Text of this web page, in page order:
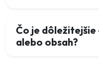
Čo je dôležitejšie
alebo obsah?